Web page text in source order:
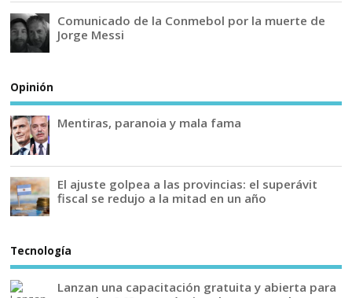
Comunicado de la Conmebol por la muerte de
Jorge Messi
Opinión
Mentiras, paranoia y mala fama
El ajuste golpea a las provincias: el superávit
fiscal se redujo a la mitad en un año
Tecnología
Lanzan una capacitación gratuita y abierta para